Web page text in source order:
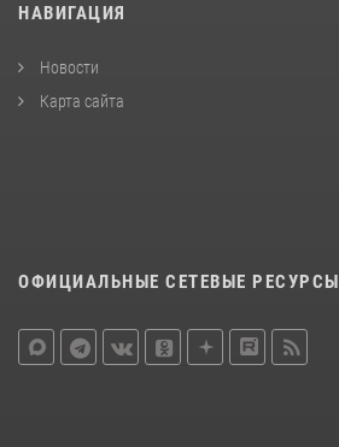
НАВИГАЦИЯ
Новости
Карта сайта
ОФИЦИАЛЬНЫЕ СЕТЕВЫЕ РЕСУРСЫ